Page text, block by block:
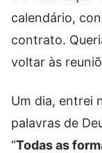
calendário,
contrato.
voltar às
Um dia, entrei
palavras de
“Todas as